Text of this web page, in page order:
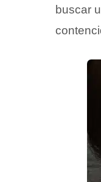
buscar